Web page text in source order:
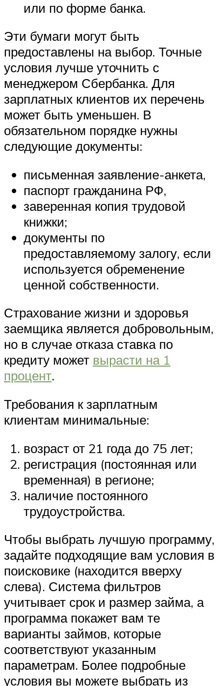
или по форме банка.
Эти бумаги могут быть
предоставлены на выбор. Точные
условия лучше уточнить с
менеджером Сбербанка. Для
зарплатных клиентов их перечень
может быть уменьшен. В
обязательном порядке нужны
следующие документы:
письменная заявление-анкета,
паспорт гражданина РФ,
заверенная копия трудовой
книжки;
документы по
предоставляемому залогу, если
используется обременение
ценной собственности.
Страхование жизни и здоровья
заемщика является добровольным,
но в случае отказа ставка по
кредиту может вырасти на 1
процент.
Требования к зарплатным
клиентам минимальные:
возраст от 21 года до 75 лет;
регистрация (постоянная или
временная) в регионе;
наличие постоянного
трудоустройства.
Чтобы выбрать лучшую программу,
задайте подходящие вам условия в
поисковике (находится вверху
слева). Система фильтров
учитывает срок и размер займа, а
программа покажет вам те
варианты займов, которые
соответствуют указанным
параметрам. Более подробные
условия вы можете выбрать из